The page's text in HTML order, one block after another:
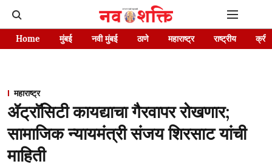
Home मुंबई नवी मुंबई ठाणे महाराष्ट्र राष्ट्रीय
महाराष्ट्र
ॲट्राॅसिटी कायद्याचा गैरवापर रोखणार;
सामाजिक न्यायमंत्री संजय शिरसाट यांची
माहिती